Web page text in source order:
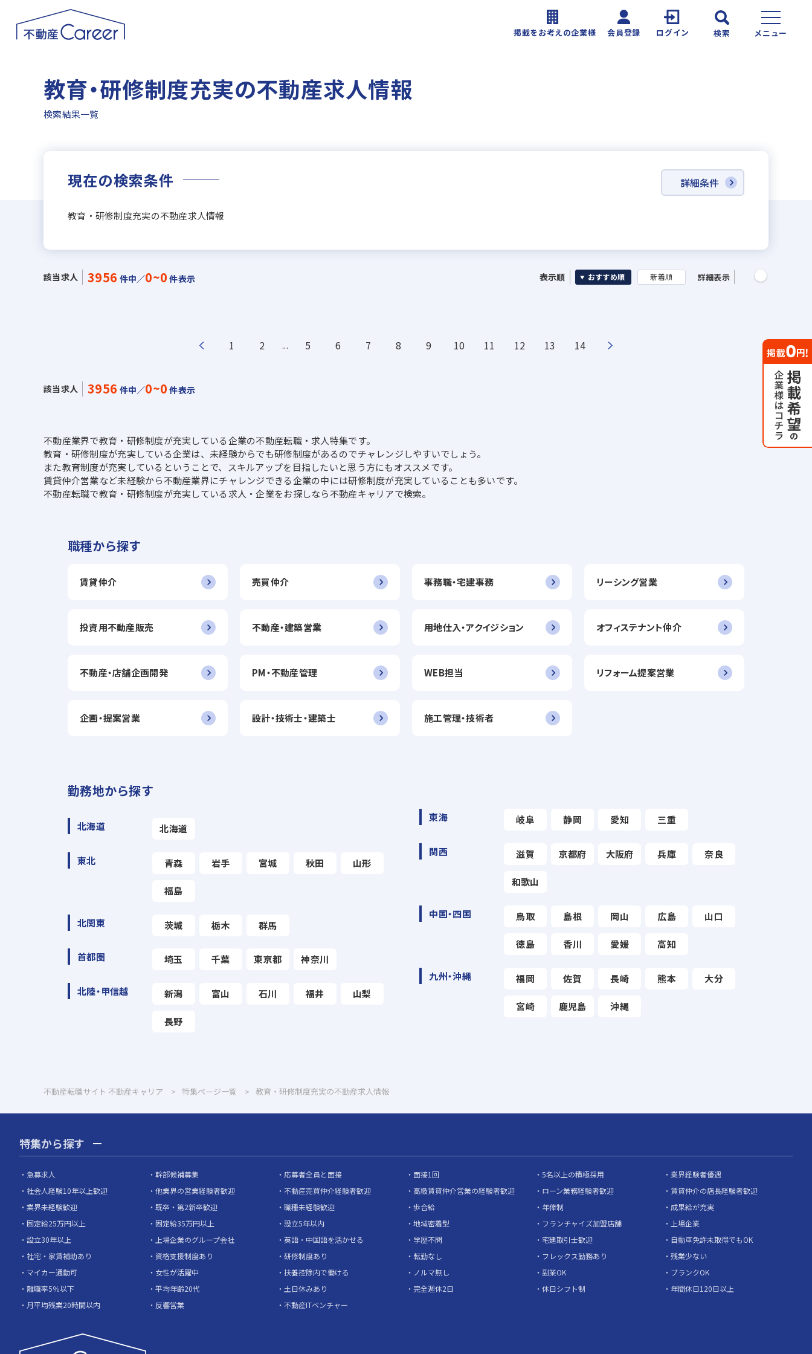
掲載をお考えの企業様 会員登録 ログイン 検索 メニュー
教育・研修制度充実の不動産求人情報
検索結果一覧
現在の検索条件
教育・研修制度充実の不動産求人情報
詳細条件
該当求人 3956 件中／0~0 件表示 表示順 おすすめ順 新着順 詳細表示
1 2 ... 5 6 7 8 9 10 11 12 13 14
該当求人 3956 件中／0~0 件表示
不動産業界で教育・研修制度が充実している企業の不動産転職・求人特集です。
教育・研修制度が充実している企業は、未経験からでも研修制度があるのでチャレンジしやすいでしょう。
また教育制度が充実しているということで、スキルアップを目指したいと思う方にもオススメです。
賃貸仲介営業など未経験から不動産業界にチャレンジできる企業の中には研修制度が充実していることも多いです。
不動産転職で教育・研修制度が充実している求人・企業をお探しなら不動産キャリアで検索。
職種から探す
賃貸仲介 売買仲介 事務職・宅建事務 リーシング営業
投資用不動産販売 不動産・建築営業 用地仕入・アクイジション オフィステナント仲介
不動産・店舗企画開発 PM・不動産管理 WEB担当 リフォーム提案営業
企画・提案営業 設計・技術士・建築士 施工管理・技術者
勤務地から探す
北海道 北海道
東北 青森 岩手 宮城 秋田 山形
福島
北関東 茨城 栃木 群馬
首都圏 埼玉 千葉 東京都 神奈川
北陸・甲信越 新潟 富山 石川 福井 山梨
長野
東海 岐阜 静岡 愛知 三重
関西 滋賀 京都府 大阪府 兵庫 奈良
和歌山
中国・四国 鳥取 島根 岡山 広島 山口
徳島 香川 愛媛 高知
九州・沖縄 福岡 佐賀 長崎 熊本 大分
宮崎 鹿児島 沖縄
不動産転職サイト 不動産キャリア 特集ページ一覧 教育・研修制度充実の不動産求人情報
特集から探す
急募求人 幹部候補募集 応募者全員と面接 面接1回 5名以上の積極採用
業界経験者優遇
社会人経験10年以上歓迎
他業界の営業経験者歓迎 不動産売買仲介経験者歓迎 高級賃貸仲介営業の経験者歓迎 ローン業務経験者歓迎
賃貸仲介の店長経験者歓迎
業界未経験歓迎
既卒・第2新卒歓迎 職種未経験歓迎 歩合給 年俸制
成果給が充実
固定給25万円以上
固定給35万円以上 設立5年以内 地域密着型 フランチャイズ加盟店舗
上場企業
設立30年以上
上場企業のグループ会社 英語・中国語を活かせる 学歴不問 宅建取引士歓迎
自動車免許未取得でもOK
社宅・家賃補助あり
資格支援制度あり 研修制度あり 転勤なし フレックス勤務あり
残業少ない
マイカー通勤可
女性が活躍中 扶養控除内で働ける ノルマ無し 副業OK
ブランクOK
離職率5％以下
平均年齢20代 土日休みあり 完全週休2日 休日シフト制
年間休日120日以上
月平均残業20時間以内
反響営業 不動産ITベンチャー